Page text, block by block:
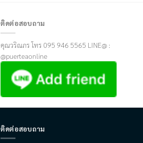
ติดต่อสอบถาม
คุณวริณภร โทร 095 946 5565 LINE@ :
@puerteaonline
ติดต่อสอบถาม